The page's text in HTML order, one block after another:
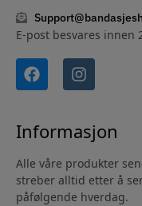
E-post besvares innen
Informasjon
Alle våre produkter
streber alltid etter å
påfølgende hverdag.